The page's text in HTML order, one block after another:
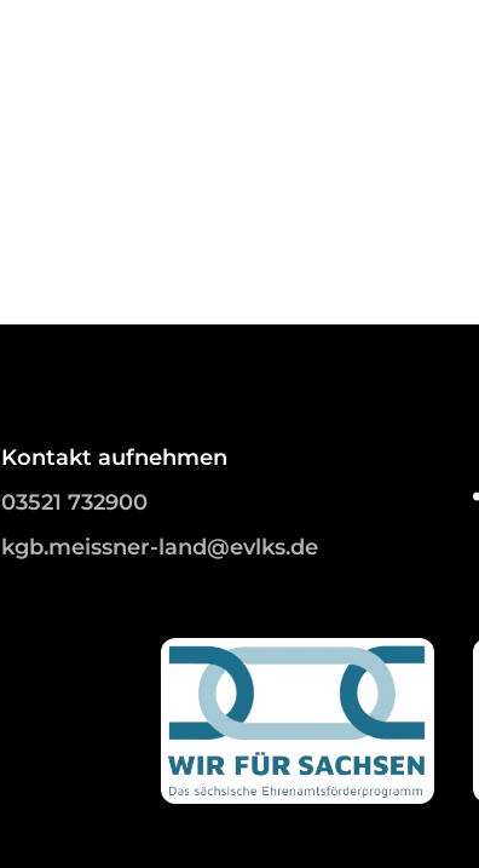
Kontakt aufnehmen
03521 732900
kgb.meissner-land@evlks.de